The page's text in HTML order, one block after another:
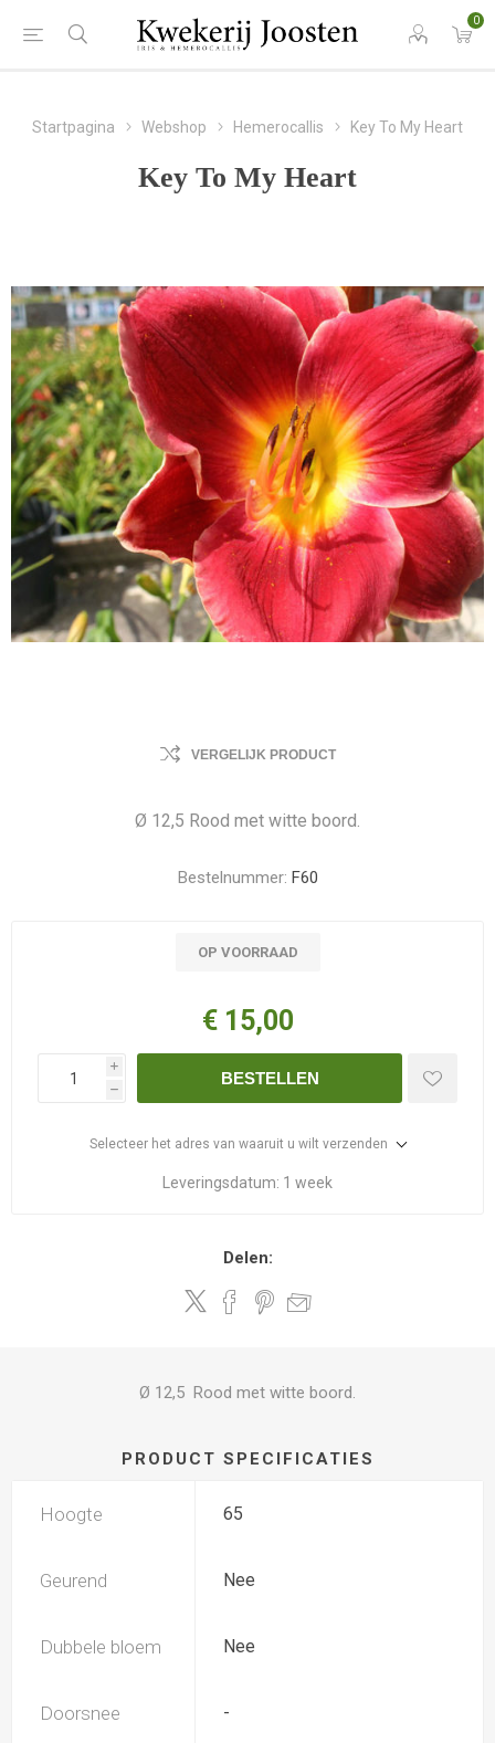
0
Startpagina Webshop Hemerocallis Key To My Heart
Key To My Heart
VERGELIJK PRODUCT
Ø 12,5 Rood met witte boord.
Bestelnummer: F60
OP VOORRAAD
€ 15,00
i
h
BESTELLEN
Selecteer het adres van waaruit u wilt verzenden
Leveringsdatum: 1 week
Delen:
Ø 12,5 Rood met witte boord.
PRODUCT SPECIFICATIES
Hoogte 65
Geurend Nee
Dubbele bloem Nee
Doorsnee -